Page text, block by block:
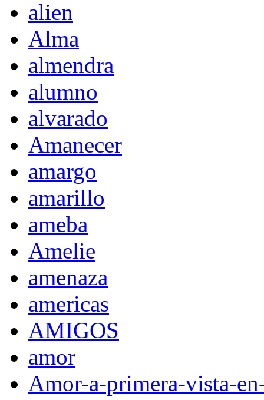
alien
Alma
almendra
alumno
alvarado
Amanecer
amargo
amarillo
ameba
Amelie
amenaza
americas
AMIGOS
amor
Amor-a-primera-vista-